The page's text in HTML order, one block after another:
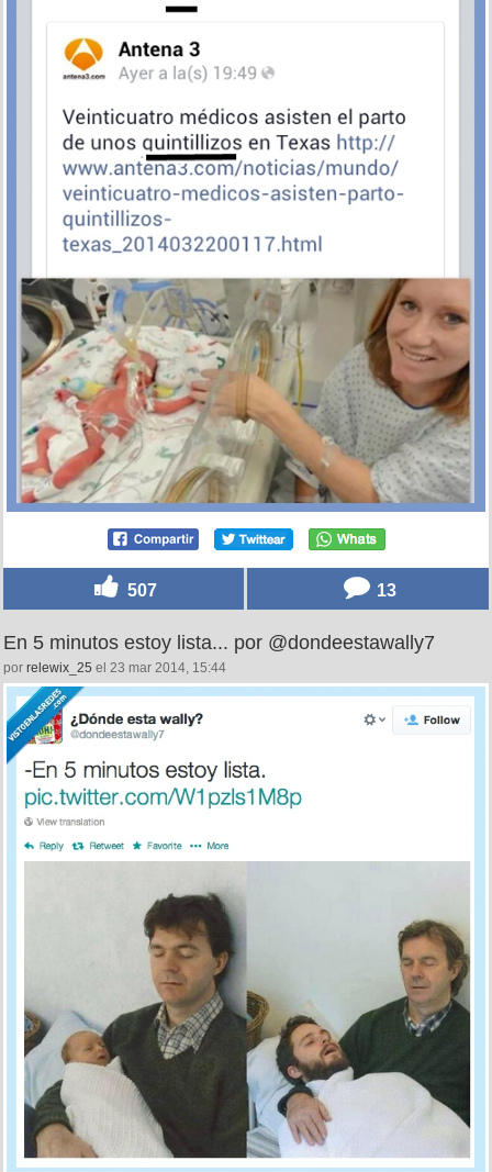
507 13
En 5 minutos estoy lista... por @dondeestawally7
por relewix_25 el 23 mar 2014, 15:44